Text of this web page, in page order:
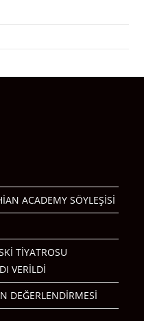
ACADEMY SÖYLEŞİSİ
TİYATROSU
VERİLDİ
DEĞERLENDİRMESİ